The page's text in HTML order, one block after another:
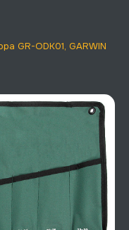
GR-ODK01, GARWIN